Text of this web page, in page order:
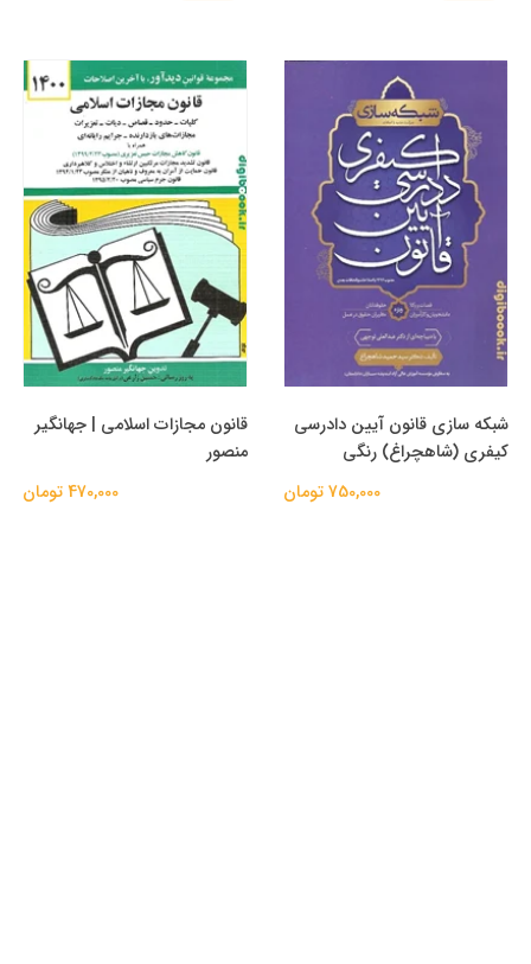
شبکه‌ سازی قانون آیین دادرسی
کیفری (شاهچراغ) رنگی
750,000 تومان
قانون مجازات اسلامی | جهانگیر
منصور
470,000 تومان